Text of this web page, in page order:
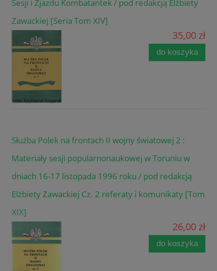
Sesji i Zjazdu Kombatantek / pod redakcją Elżbiety
Zawackiej [Seria Tom XIV]
35,00 zł
do koszyka
Służba Polek na frontach II wojny światowej 2 :
Materiały sesji popularnonaukowej w Toruniu w
dniach 16-17 listopada 1996 roku / pod redakcją
Elżbiety Zawackiej Cz. 2 referaty i komunikaty [Tom
XIX]
26,00 zł
do koszyka